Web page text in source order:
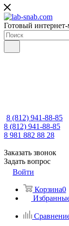
Готовый интернет-
8 (812) 941-88-85
8 (812) 941-88-85
8 981 882 88 28
Заказать звонок
Задать вопрос
Войти
Корзина0